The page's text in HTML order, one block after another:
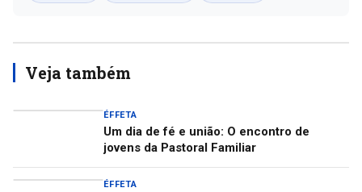
Veja também
ÉFFETA
Um dia de fé e união: O encontro de
jovens da Pastoral Familiar
ÉFFETA